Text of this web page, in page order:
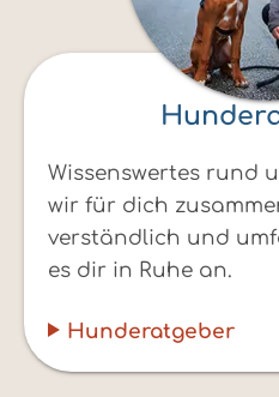
Wissenswertes rund
wir für dich
verständlich und
es dir in Ruhe an.
Hunderatgeber